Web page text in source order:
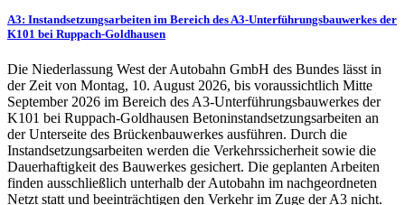
A3: Instandsetzungsarbeiten im Bereich des A3-Unterführungsbauwerkes der
K101 bei Ruppach-Goldhausen
Die Niederlassung West der Autobahn GmbH des Bundes lässt in
der Zeit von Montag, 10. August 2026, bis voraussichtlich Mitte
September 2026 im Bereich des A3-Unterführungsbauwerkes der
K101 bei Ruppach-Goldhausen Betoninstandsetzungsarbeiten an
der Unterseite des Brückenbauwerkes ausführen. Durch die
Instandsetzungsarbeiten werden die Verkehrssicherheit sowie die
Dauerhaftigkeit des Bauwerkes gesichert. Die geplanten Arbeiten
finden ausschließlich unterhalb der Autobahn im nachgeordneten
Netzt statt und beeinträchtigen den Verkehr im Zuge der A3 nicht.